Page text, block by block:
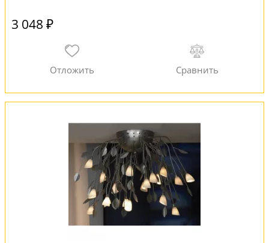
3 048 ₽